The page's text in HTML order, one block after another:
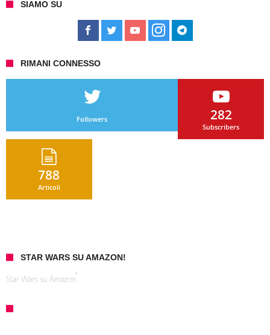
SIAMO SU
RIMANI CONNESSO
Followers 282
Subscribers
788
Articoli
STAR WARS SU AMAZON!
Star Wars su Amazon